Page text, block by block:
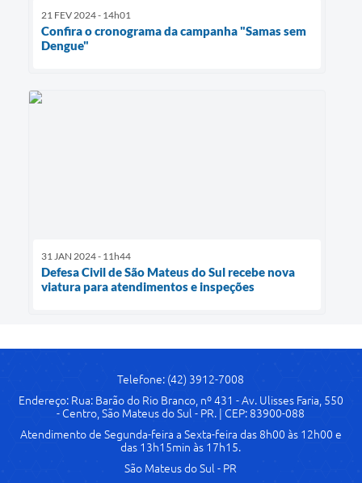
21 FEV 2024 - 14h01
Confira o cronograma da campanha "Samas sem
Dengue"
31 JAN 2024 - 11h44
Defesa Civil de São Mateus do Sul recebe nova
viatura para atendimentos e inspeções
Telefone: (42) 3912-7008
Endereço: Rua: Barão do Rio Branco, nº 431 - Av. Ulisses Faria, 550
- Centro, São Mateus do Sul - PR. | CEP: 83900-088
Atendimento de Segunda-feira a Sexta-feira das 8h00 às 12h00 e
das 13h15min às 17h15.
São Mateus do Sul - PR